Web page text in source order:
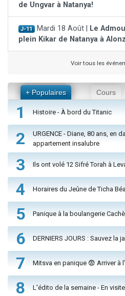
de Ungvar à Natanya!
J-11 Mardi 18 Août |
Le
plein Kikar de Natanya à
Voir tous les
+ Populaires Cours
1 Histoire - À bord du Titanic
2
URGENCE - Diane, 80 ans, en
appartement insalubre
3 Ils ont volé 12 Sifré Torah à
4 Horaires du Jeûne de Ticha
5 Panique à la boulangerie
6 DERNIERS JOURS : Sauvez la
7 Mitsva en panique 😨 Arriver à
8 L'édito de la semaine - En